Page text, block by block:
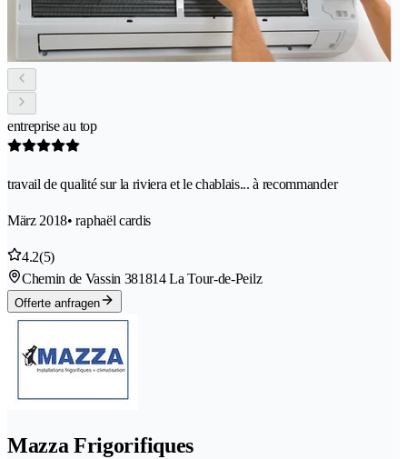
entreprise au top
travail de qualité sur la riviera et le chablais... à recommander
März 2018• raphaël cardis
4.2(5)
Chemin de Vassin 381814 La Tour-de-Peilz
Offerte anfragen
Mazza Frigorifiques